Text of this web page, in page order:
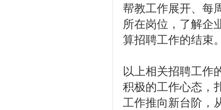
帮教工作展开、每
所在岗位，了解企
算招聘工作的结束
以上相关招聘工作
积极的工作心态，
工作推向新台阶，